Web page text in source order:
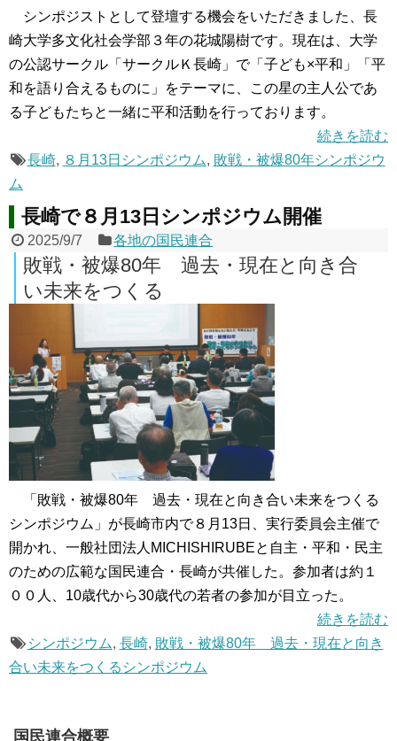
シンポジストとして登壇する機会をいただきました、長
崎大学多文化社会学部３年の花城陽樹です。現在は、大学
の公認サークル「サークルＫ長崎」で「子ども×平和」「平
和を語り合えるものに」をテーマに、この星の主人公であ
る子どもたちと一緒に平和活動を行っております。
続きを読む
長崎, ８月13日シンポジウム, 敗戦・被爆80年シンポジウ
ム
長崎で８月13日シンポジウム開催
2025/9/7 各地の国民連合
敗戦・被爆80年 過去・現在と向き合
い未来をつくる
「敗戦・被爆80年 過去・現在と向き合い未来をつくる
シンポジウム」が長崎市内で８月13日、実行委員会主催で
開かれ、一般社団法人MICHISHIRUBEと自主・平和・民主
のための広範な国民連合・長崎が共催した。参加者は約１
００人、10歳代から30歳代の若者の参加が目立った。
続きを読む
シンポジウム, 長崎, 敗戦・被爆80年 過去・現在と向き
合い未来をつくるシンポジウム
国民連合概要